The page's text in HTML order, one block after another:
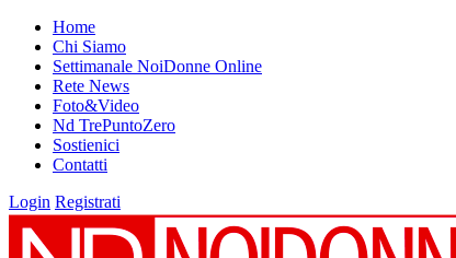
Home
Chi Siamo
Settimanale NoiDonne Online
Rete News
Foto&Video
Nd TrePuntoZero
Sostienici
Contatti
Login Registrati